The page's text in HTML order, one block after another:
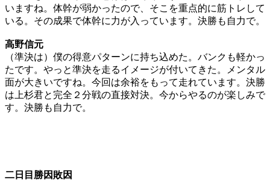
いますね。体幹が弱かったので、そこを重点的に筋トレして
いる。その成果で体幹に力が入っています。決勝も自力で。
高野信元
（準決は）僕の得意パターンに持ち込めた。バンクも軽かっ
たです。やっと準決を走るイメージが付いてきた。メンタル
面が大きいですね。今回は余裕をもって走れています。決勝
は上杉君と完全２分戦の直接対決。今からやるのが楽しみで
す。決勝も自力で。
二日目勝因敗因